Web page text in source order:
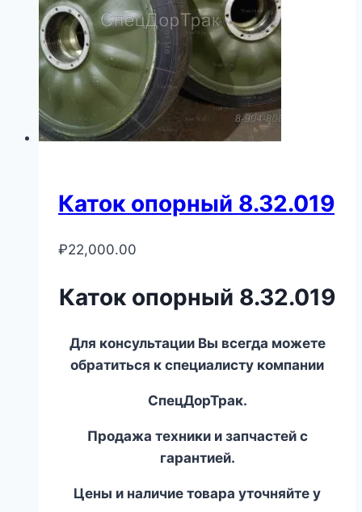
Каток опорный 8.32.019
₽22,000.00
Каток опорный 8.32.019
Для консультации Вы всегда можете
обратиться к специалисту компании
СпецДорТрак.
Продажа техники и запчастей с
гарантией.
Цены и наличие товара уточняйте у